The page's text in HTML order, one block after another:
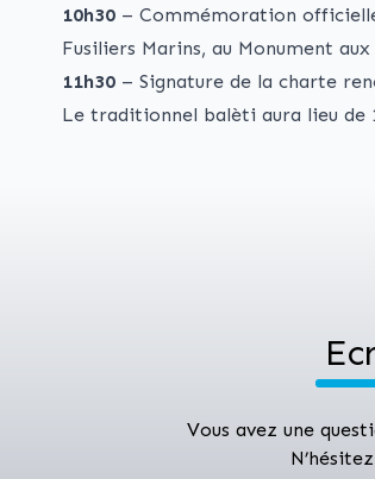
10h30 – Commémoration
Fusiliers Marins, au Monument
11h30 – Signature de la charte
Le traditionnel balèti aura lieu de
Vous avez une